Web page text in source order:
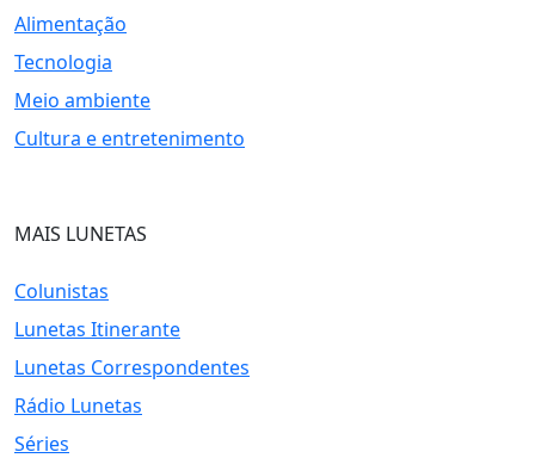
Alimentação
Tecnologia
Meio ambiente
Cultura e entretenimento
MAIS LUNETAS
Colunistas
Lunetas Itinerante
Lunetas Correspondentes
Rádio Lunetas
Séries